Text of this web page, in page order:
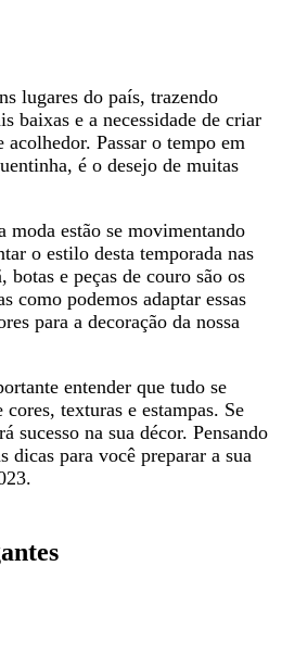
lugares do país, trazendo
baixas e a necessidade de criar
Passar o tempo em
é o desejo de muitas
moda estão se movimentando
o estilo desta temporada nas
botas e peças de couro são os
como podemos adaptar essas
para a decoração da nossa
entender que tudo se
texturas e estampas. Se
sucesso na sua décor. Pensando
dicas para você preparar a sua